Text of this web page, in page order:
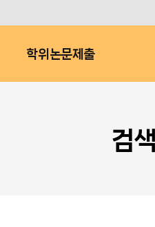
학위논문제출
검